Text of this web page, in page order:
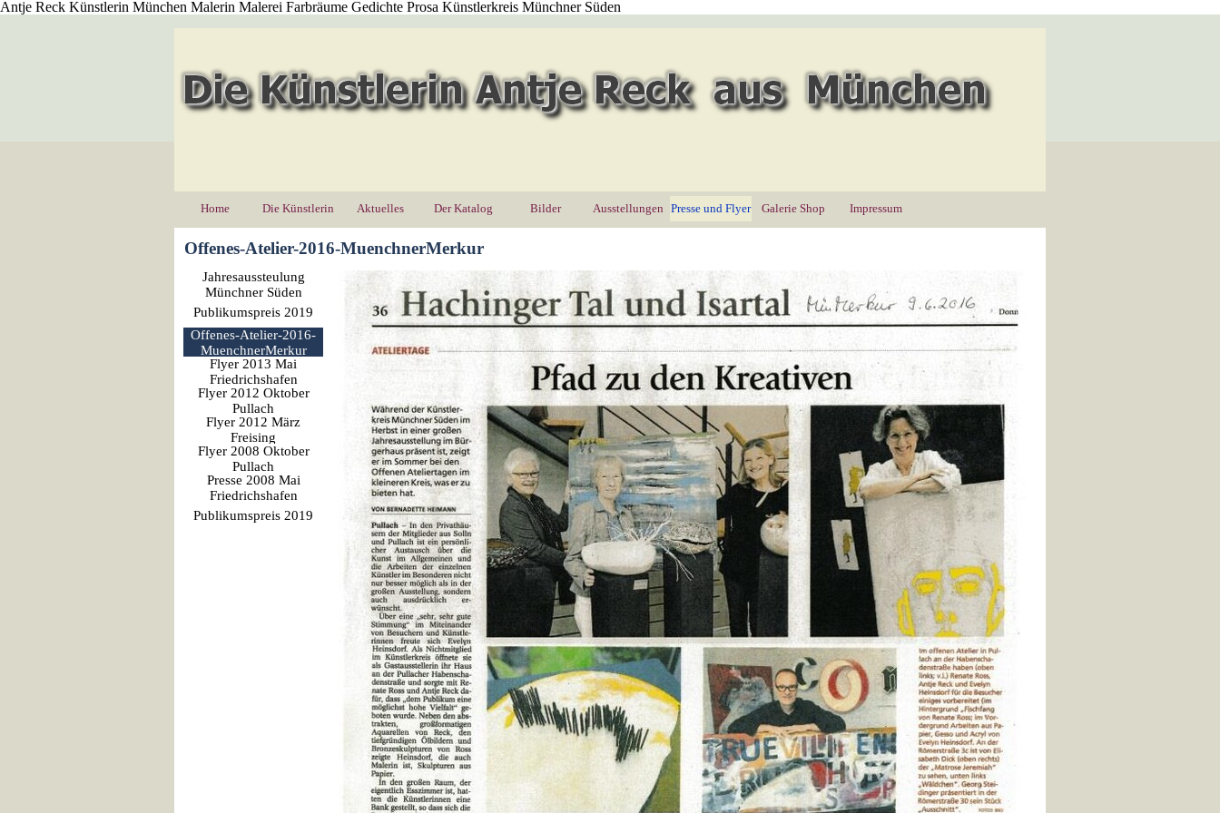
Antje Reck Künstlerin München Malerin Malerei Farbräume Gedichte Prosa Künstlerkreis Münchner Süden
Menü überspringen
Home Die Künstlerin Aktuelles Der Katalog ▼
Bilder ▼
Ausstellungen Presse und Flyer ▼
Galerie Shop Impressum
Offenes-Atelier-2016-MuenchnerMerkur
Menü überspringen
Jahresaussteulung
Münchner Süden
Pullach 2022
Publikumspreis 2019
Offenes-Atelier-2016-
MuenchnerMerkur
Flyer 2013 Mai
Friedrichshafen
Flyer 2012 Oktober
Pullach
Flyer 2012 März
Freising
Flyer 2008 Oktober
Pullach
Presse 2008 Mai
Friedrichshafen
Publikumspreis 2019